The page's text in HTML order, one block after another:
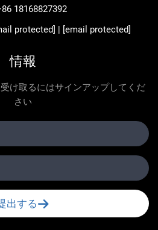
18168827392
protected] | [email protected]
情報
け取るにはサインアップしてくだ
さい
出する